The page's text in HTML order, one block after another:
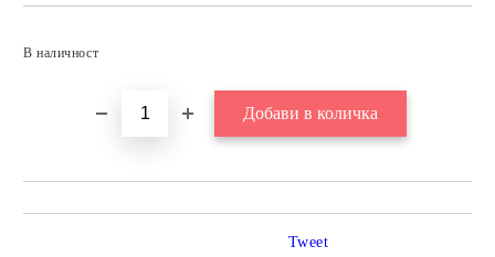
В наличност
Tweet